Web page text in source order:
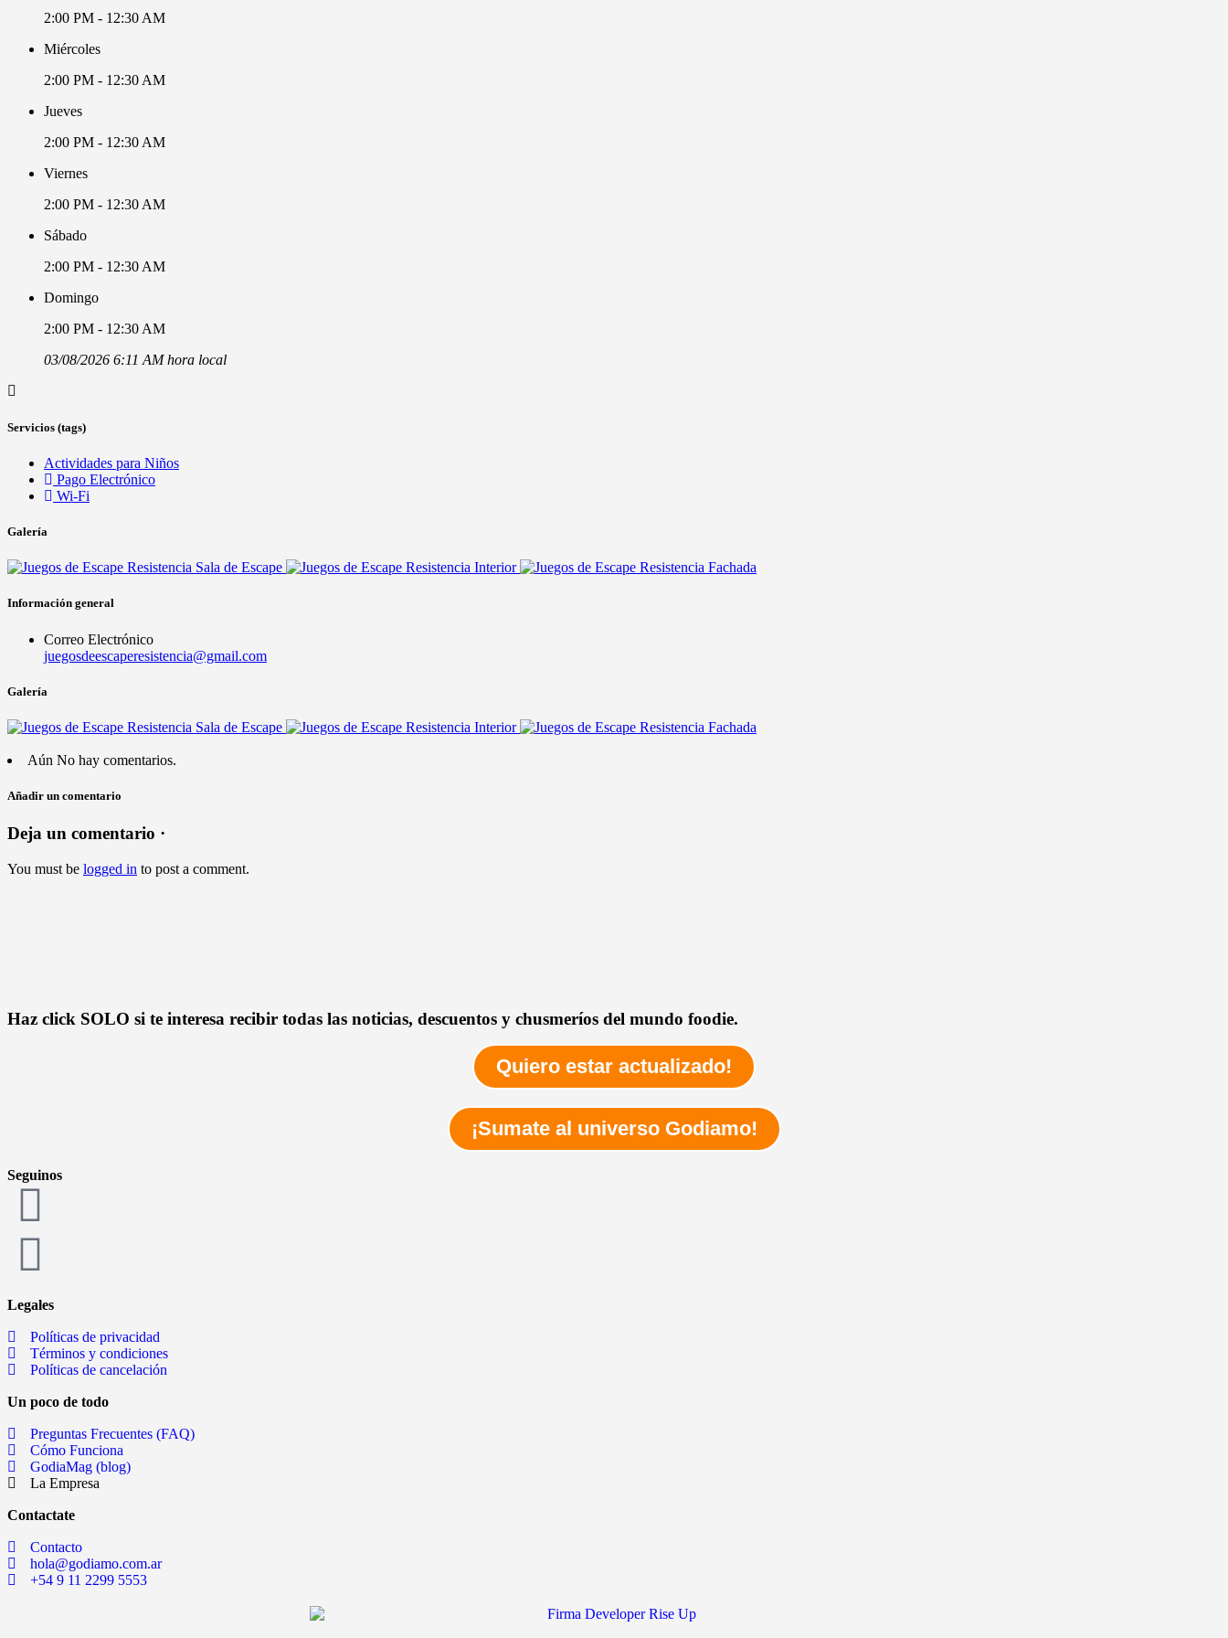
2:00 PM - 12:30 AM
Miércoles
2:00 PM - 12:30 AM
Jueves
2:00 PM - 12:30 AM
Viernes
2:00 PM - 12:30 AM
Sábado
2:00 PM - 12:30 AM
Domingo
2:00 PM - 12:30 AM
03/08/2026 6:11 AM hora local
Servicios (tags)
Actividades para Niños
Pago Electrónico
Wi-Fi
Galería
Información general
Correo Electrónico
juegosdeescaperesistencia@gmail.com
Galería
Aún No hay comentarios.
Añadir un comentario
Deja un comentario ·
You must be logged in to post a comment.
Haz click SOLO si te interesa recibir todas las noticias, descuentos y chusmeríos del mundo foodie.
Quiero estar actualizado!
¡Sumate al universo Godiamo!
Seguinos
Legales
Políticas de privacidad
Términos y condiciones
Políticas de cancelación
Un poco de todo
Preguntas Frecuentes (FAQ)
Cómo Funciona
GodiaMag (blog)
La Empresa
Contactate
Contacto
hola@godiamo.com.ar
+54 9 11 2299 5553